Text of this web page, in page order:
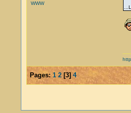
WWW
Pages: 1 2[3] 4